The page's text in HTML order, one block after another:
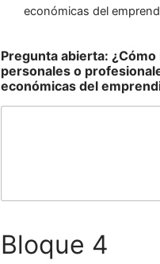
económicas del
Pregunta abierta:
personales o
económicas del
Bloque 4